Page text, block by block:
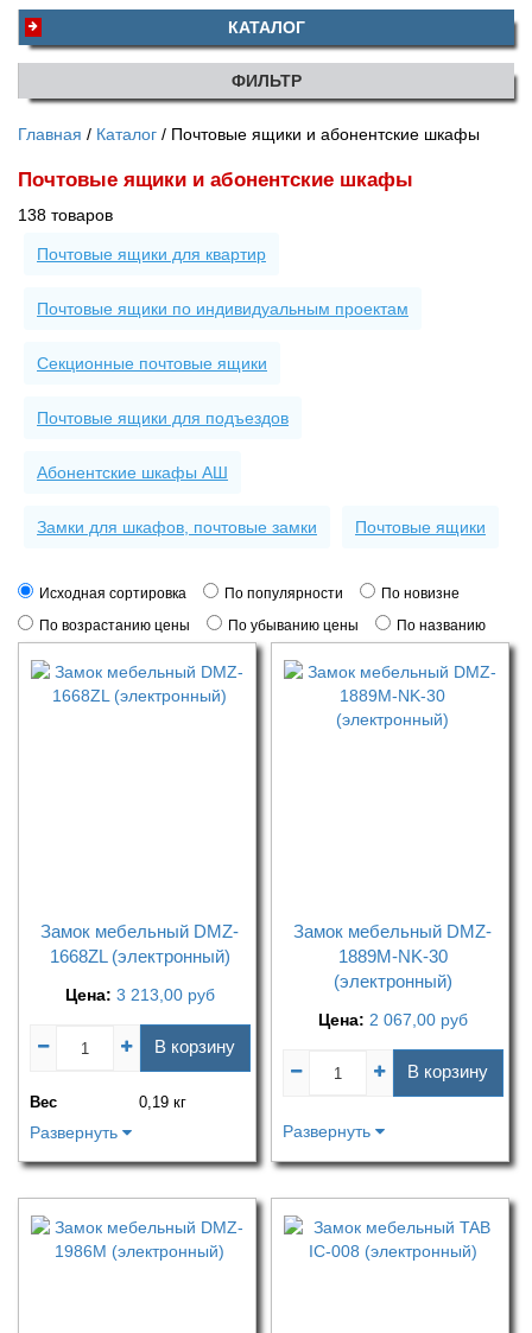
КАТАЛОГ
ФИЛЬТР
Главная Каталог Почтовые ящики и абонентские шкафы
Почтовые ящики и абонентские шкафы
138 товаров
Почтовые ящики для квартир
Почтовые ящики по индивидуальным проектам
Секционные почтовые ящики
Почтовые ящики для подъездов
Абонентские шкафы АШ
Замки для шкафов, почтовые замки Почтовые ящики
Исходная сортировка По популярности
По новизне
По возрастанию цены
По убыванию цены По названию
Замок мебельный DMZ-
1668ZL (электронный)
Цена: 3 213,00 руб
В корзину
Вес 0,19 кг
Развернуть
Замок мебельный DMZ-
1889M-NK-30
(электронный)
Цена: 2 067,00 руб
В корзину
Развернуть